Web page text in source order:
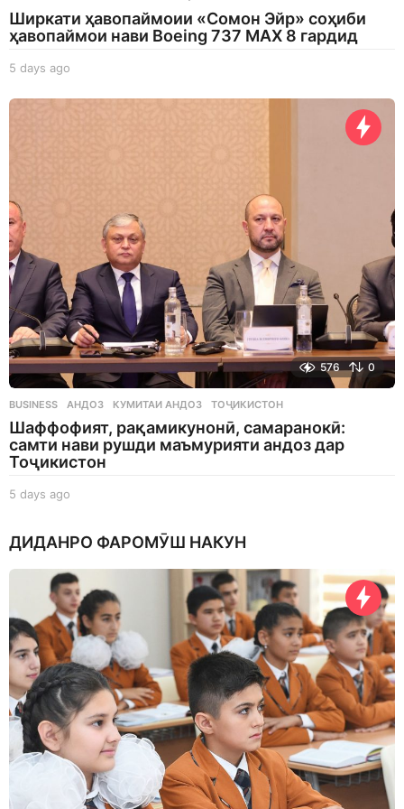
Ширкати ҳавопаймоии «Сомон Эйр» соҳиби
ҳавопаймои нави Boeing 737 MAX 8 гардид
5 days ago
a
576 0
BUSINESS АНДОЗ ,КУМИТАИ АНДОЗ ,ТОҶИКИСТОН
Шаффофият, рақамикунонӣ, самаранокӣ:
самти нави рушди маъмурияти андоз дар
Тоҷикистон
5 days ago
y
a
g
o
ДИДАНРО ФАРОМӮШ НАКУН